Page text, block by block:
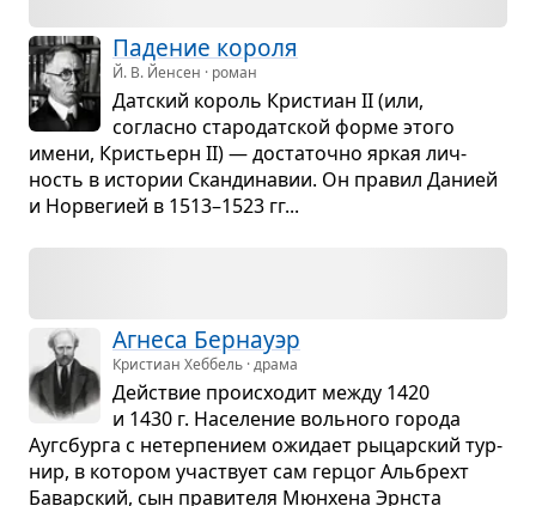
Паде­ние короля
Й. В. Йенсен · роман
Дат­ский король Кри­стиан II (или,
согласно ста­ро­дат­ской форме этого
имени, Кри­стьерн II) — доста­точно яркая лич­
ность в исто­рии Скан­ди­на­вии. Он пра­вил Данией
и Нор­ве­гией в 1513–1523 гг...
Агнеса Бер­науэр
Кристиан Хеббель · драма
Действие про­ис­хо­дит между 1420
и 1430 г. Насе­ле­ние воль­ного города
Аугс­бурга с нетер­пе­нием ожи­дает рыцар­ский тур­
нир, в кото­ром участ­вует сам гер­цог Аль­брехт
Бавар­ский, сын пра­ви­теля Мюн­хена Эрн­ста